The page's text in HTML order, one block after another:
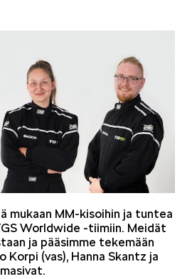
ENYAQ
ELROQ
mukaan MM-kisoihin ja tuntea
Worldwide -tiimiin. Meidät
ja pääsimme tekemään
Korpi (vas), Hanna Skantz ja